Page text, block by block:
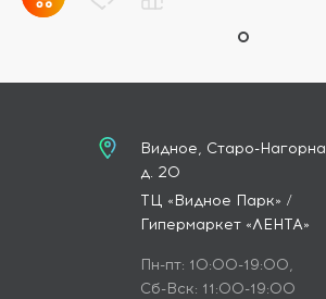
Видное, Старо-
д. 20
ТЦ «Видное Парк» /
Гипермаркет «ЛЕНТА»
Пн-пт: 10:00-19:00,
Сб-Вск: 11:00-19:00